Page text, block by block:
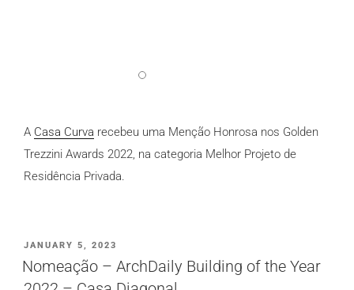
A Casa Curva recebeu uma Menção Honrosa nos Golden
Trezzini Awards 2022, na categoria Melhor Projeto de
Residência Privada.
PUBLICADO
EM
JANUARY 5, 2023
Nomeação – ArchDaily Building of the Year